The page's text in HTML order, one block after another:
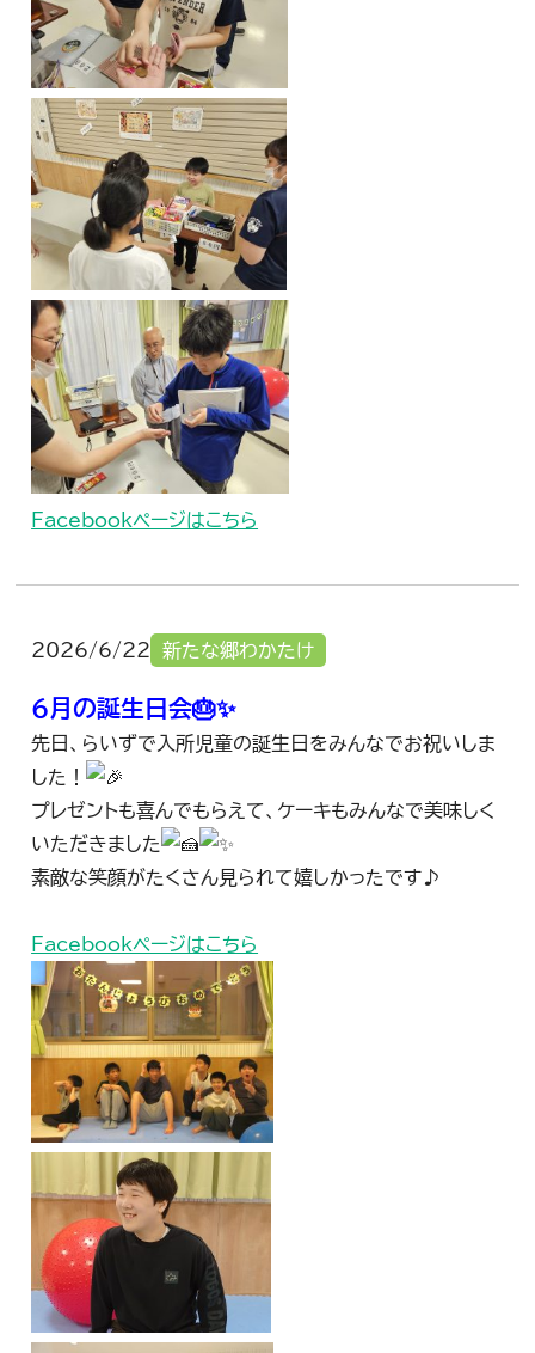
Facebookページはこちら
2026/6/22 新たな郷わかたけ
6月の誕生日会🎂✨
先日、らいずで入所児童の誕生日をみんなでお祝いしま
した！
プレゼントも喜んでもらえて、ケーキもみんなで美味しく
いただきました
素敵な笑顔がたくさん見られて嬉しかったです♪
Facebookページはこちら